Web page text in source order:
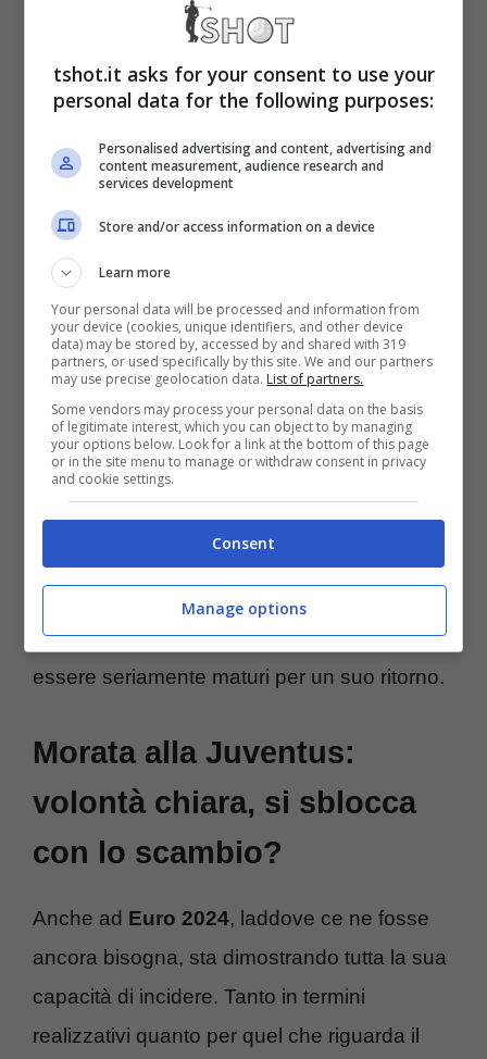
a tornare in Serie A
Ha sempre fatto ottime cose in quasi tutte le
diDiego Pablo Simeoneha sempre
dimostrato il suo valore. Con la Spagna sta
diventando anche trascinatore, come
certificato dalla fascia che porta al braccio ad
Euro 2024. Ora, però, pare si stia
avvicinando il suo ritorno in Serie A.
Stando a quanto raccontato daTuttoSport,
Alvaro Morataha rifiutato la proposta
arrivata per lui dall’Arabia Sauditaperché ha
un sogno in testa. Vuole, infatti, a tutti i costi
Juventus
. Con i bianconeri da
tempo sulle sue tracce, i tempi potrebbero
essere seriamente maturi per un suo ritorno.
Morata alla Juventus:
volontà chiara, si sblocca
con lo scambio?
Anche ad Euro 2024, laddove ce ne fosse
ancora bisogna, sta dimostrando tutta la sua
capacità di incidere. Tanto in termini
realizzativi quanto per quel che riguarda il
tshot.it asks for your consent to use your
personal data for the following purposes:
Personalised advertising and content, advertising and
content measurement, audience research and
services development
Store and/or access information on a device
Learn more
Your personal data will be processed and information from
your device (cookies, unique identifiers, and other device
data) may be stored by, accessed by and shared with 319
partners, or used specifically by this site. We and our partners
may use precise geolocation data. List of partners.
Some vendors may process your personal data on the basis
of legitimate interest, which you can object to by managing
your options below. Look for a link at the bottom of this page
or in the site menu to manage or withdraw consent in privacy
and cookie settings.
Consent
Manage options